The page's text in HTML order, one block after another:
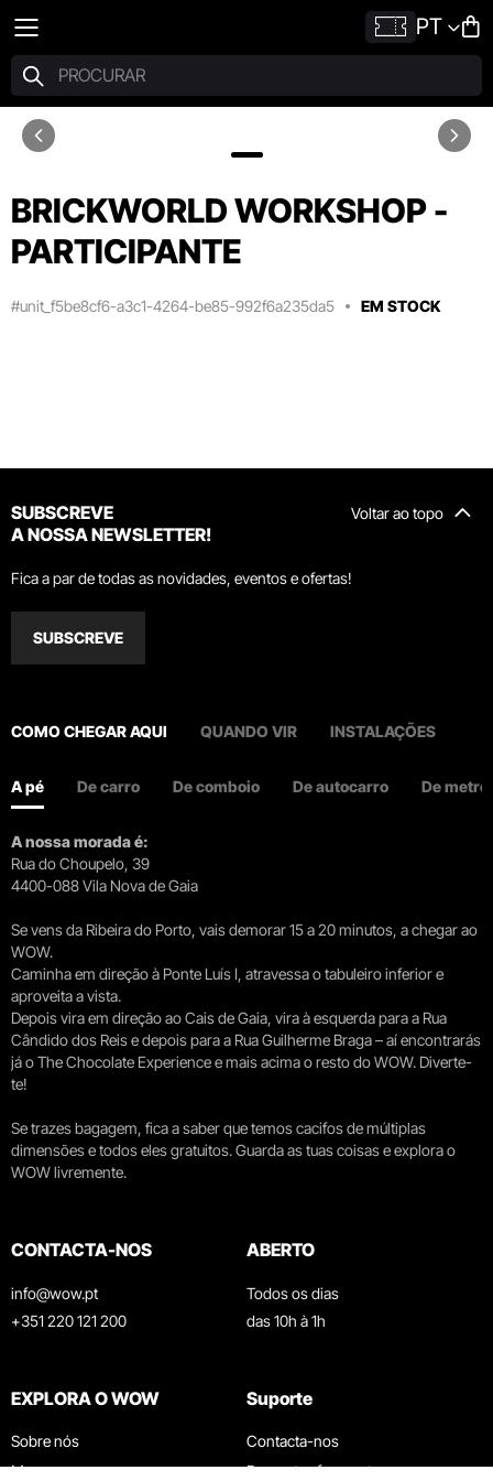
PT
BRICKWORLD WORKSHOP -
PARTICIPANTE
#unit_f5be8cf6-a3c1-4264-be85-992f6a235da5 EM STOCK
Voltar ao topo
SUBSCREVE
A NOSSA NEWSLETTER!
Fica a par de todas as novidades, eventos e ofertas!
SUBSCREVE
COMO CHEGAR AQUI QUANDO VIR INSTALAÇÕES
A pé De carro De comboio De autocarro De metro
A nossa morada é:
Rua do Choupelo, 39
4400-088 Vila Nova de Gaia
Se vens da Ribeira do Porto, vais demorar 15 a 20 minutos, a chegar ao
WOW.
Caminha em direção à Ponte Luís I, atravessa o tabuleiro inferior e
aproveita a vista.
Depois vira em direção ao Cais de Gaia, vira à esquerda para a Rua
Cândido dos Reis e depois para a Rua Guilherme Braga – aí encontrarás
já o The Chocolate Experience e mais acima o resto do WOW. Diverte-
te!
Se trazes bagagem, fica a saber que temos cacifos de múltiplas
dimensões e todos eles gratuitos. Guarda as tuas coisas e explora o
WOW livremente.
CONTACTA-NOS
info@wow.pt
+351 220 121 200
ABERTO
Todos os dias
das 10h à 1h
EXPLORA O WOW
Sobre nós
Museus
Suporte
Contacta-nos
Perguntas frequentes